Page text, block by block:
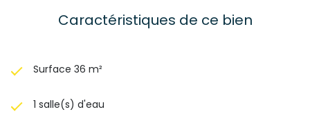
Caractéristiques de ce bien
Surface 36 m²
1 salle(s) d'eau